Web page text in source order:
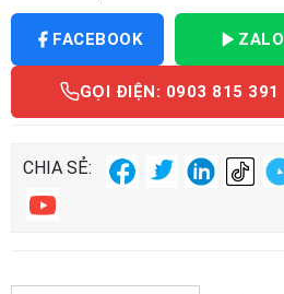
FACEBOOK ZALO
GỌI ĐIỆN: 0903 815 391
CHIA SẺ: